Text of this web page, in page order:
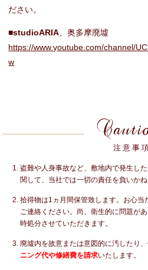
ださい。
■studioARIA 、奥多摩廃墟
https://www.youtube.com/channel/
w
注意事
盗難や人身事故など、敷地内で発生し
関して、当社では一切の責任を負いかね
拾得物は1ヵ月間保管致します。お心当
ご連絡ください。尚、衛生的に問題が
時処分させていただきます。
廃墟内を故意または意図的に汚したり
ニング代や修繕費を請求いたします。